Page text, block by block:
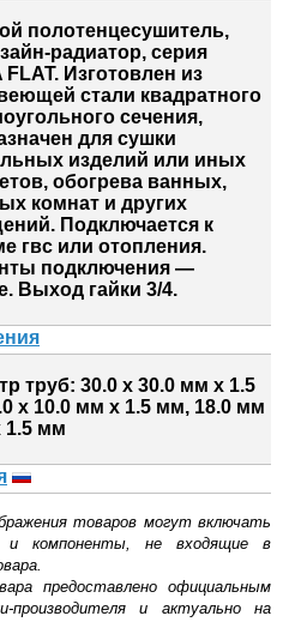
полотенцесушитель,
радиатор, серия
FLAT. Изготовлен из
стали квадратного
сечения,
для сушки
изделий или иных
обогрева ванных,
комнат и других
Подключается к
гвс или отопления.
подключения —
Выход гайки 3/4.
труб: 30.0 х 30.0 мм х 1.5
х 10.0 мм х 1.5 мм, 18.0 мм
1.5 мм
товаров могут включать
и компоненты, не входящие в
предоставлено официальным
производителя и актуально на